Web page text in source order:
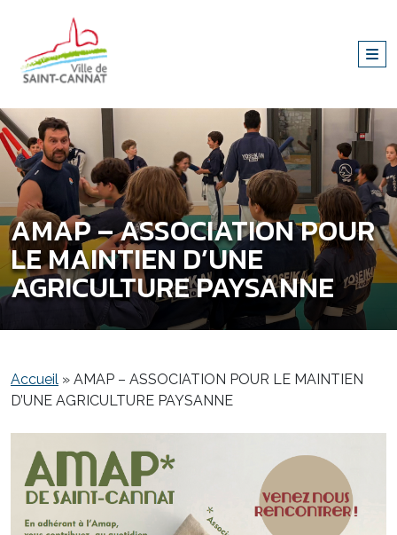
AMAP – ASSOCIATION POUR
LE MAINTIEN D’UNE
AGRICULTURE PAYSANNE
Accueil » AMAP – ASSOCIATION POUR LE MAINTIEN
D’UNE AGRICULTURE PAYSANNE